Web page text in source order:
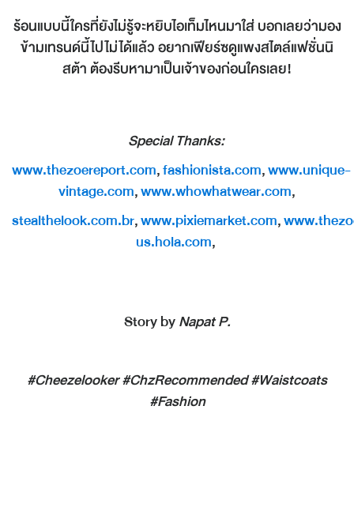
ร้อนแบบนี้ใครที่ยังไม่รู้จะหยิบไอเท็มไหนมาใส่ บอกเลยว่ามอง
ข้ามเทรนด์นี้ไปไม่ได้แล้ว อยากเฟียร์ซดูแพงสไตล์แฟชั่นนิ
สต้า ต้องรีบหามาเป็นเจ้าของก่อนใครเลย!
Special Thanks:
www.thezoereport.com,fashionista.com,www.unique-
vintage.com,www.whowhatwear.com,
stealthelook.com.br,www.pixiemarket.com,
us.hola.com,
Story byNapat P.
#Cheezelooker #ChzRecommended #Waistcoats
#Fashion